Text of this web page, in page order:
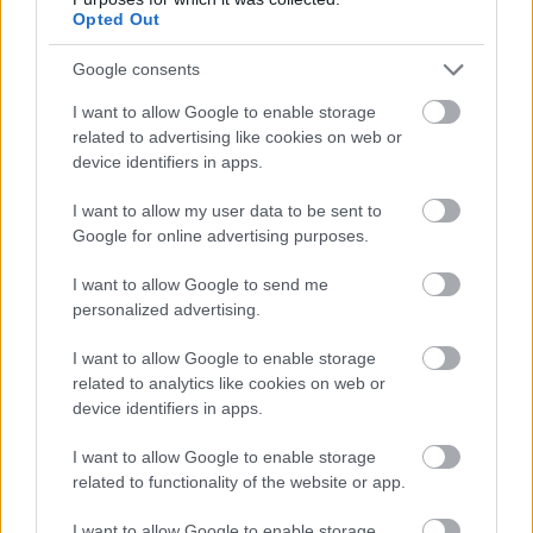
Opted Out
Google consents
I want to allow Google to enable storage
related to advertising like cookies on web or
device identifiers in apps.
I want to allow my user data to be sent to
Google for online advertising purposes.
I want to allow Google to send me
personalized advertising.
I want to allow Google to enable storage
related to analytics like cookies on web or
device identifiers in apps.
I want to allow Google to enable storage
related to functionality of the website or app.
17 éve
@360°-os fordulat/fmj/
fontosnak megjegyezni?
misikeh[jogsértő módon félelmet keltve
fotózott] (
17 éve
b+, sote2n feküdt néhány hete a terherspatológián a
párom. Szobatársa rafai (vagy raffai) dzsenifer (17
éves első purdét várja), az apuka 19 éves kolompár
armandó, a szöletendő purdé meg fernandó lesz.
Tényleg eléggé outdated, igazad van :D
Gerusz
17 éve